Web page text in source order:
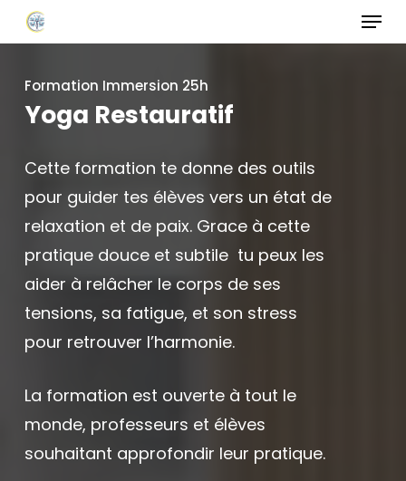
Skip
to
content
Menu
Formation Immersion 25h
Yoga Restauratif
Cette formation te donne des outils
pour guider tes élèves vers un état de
relaxation et de paix. Grace à cette
pratique douce et subtile tu peux les
aider à relâcher le corps de ses
tensions, sa fatigue, et son stress
pour retrouver l’harmonie.
La formation est ouverte à tout le
monde, professeurs et élèves
souhaitant approfondir leur pratique.